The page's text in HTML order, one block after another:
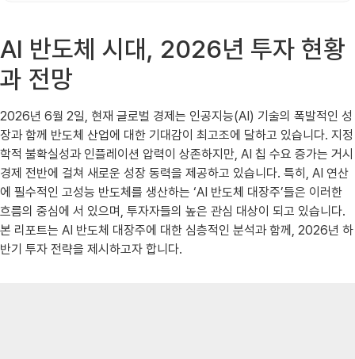
AI 반도체 시대, 2026년 투자 현황
과 전망
2026년 6월 2일, 현재 글로벌 경제는 인공지능(AI) 기술의 폭발적인 성
장과 함께 반도체 산업에 대한 기대감이 최고조에 달하고 있습니다. 지정
학적 불확실성과 인플레이션 압력이 상존하지만, AI 칩 수요 증가는 거시
경제 전반에 걸쳐 새로운 성장 동력을 제공하고 있습니다. 특히, AI 연산
에 필수적인 고성능 반도체를 생산하는 ‘AI 반도체 대장주’들은 이러한
흐름의 중심에 서 있으며, 투자자들의 높은 관심 대상이 되고 있습니다.
본 리포트는 AI 반도체 대장주에 대한 심층적인 분석과 함께, 2026년 하
반기 투자 전략을 제시하고자 합니다.